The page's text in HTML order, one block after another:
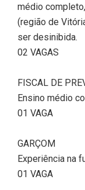
médio
(região de
ser desinibida.
02 VAGAS
FISCAL DE
Ensino médio
01 VAGA
GARÇOM
Experiência na
01 VAGA